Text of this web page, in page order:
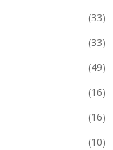
(33)
(33)
(49)
(16)
(16)
(10)